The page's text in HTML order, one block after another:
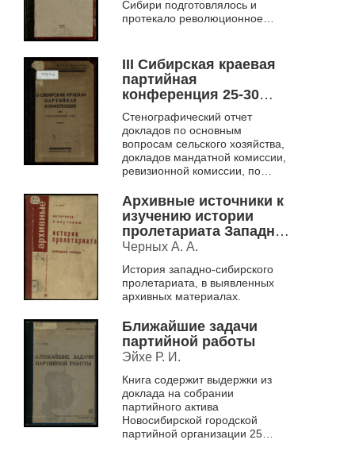
Сибири подготовлялось и
протекало революционное
материал возмо...
III Сибирская краевая
партийная
конференция 25-30
марта 1927 года
Стенографический отчет
докладов по основным
вопросам сельского хозяйства,
докладов мандатной комиссии,
ревизионной комиссии, по
Архивные источники к
изучению истории
пролетариата Западной
Сибири
Черных А. А.
История западно-сибирского
пролетариата, в выявленных
архивных материалах.
Ближайшие задачи
партийной работы
Эйхе Р. И.
Книга содержит выдержки из
доклада на собрании
партийного актива
Новосибирской городской
партийной организации 25